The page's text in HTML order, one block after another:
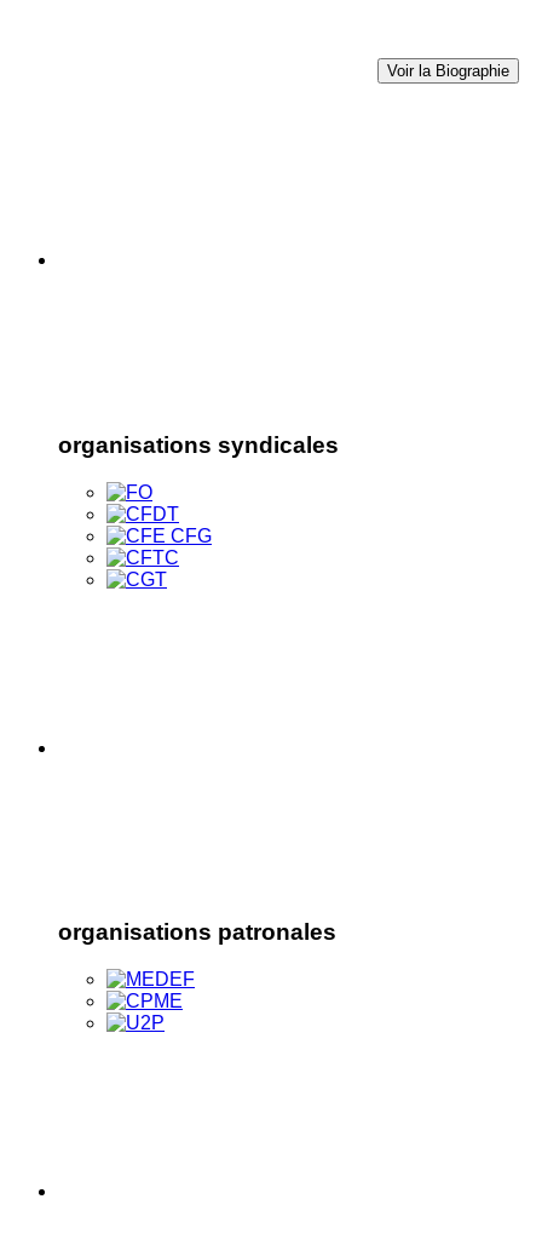
Voir la Biographie
organisations syndicales
organisations patronales